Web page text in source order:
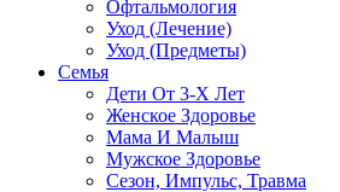
Офтальмология
Уход (Лечение)
Уход (Предметы)
Семья
Дети От 3-Х Лет
Женское Здоровье
Мама И Малыш
Мужское Здоровье
Сезон, Импульс, Травма